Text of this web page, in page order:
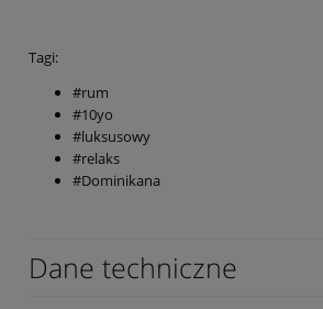
Tagi:
#rum
#10yo
#luksusowy
#relaks
#Dominikana
Dane techniczne